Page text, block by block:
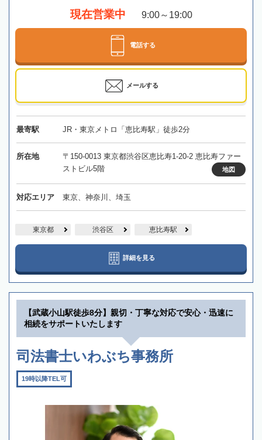
現在営業中 9:00～19:00
電話する
メールする
最寄駅 JR・東京メトロ「恵比寿駅」徒歩2分
所在地
〒150-0013 東京都渋谷区恵比寿1-20-2 恵比寿ファー
ストビル5階
地図
対応エリア 東京、神奈川、埼玉
東京都 渋谷区 恵比寿駅
詳細を見る
【武蔵小山駅徒歩8分】親切・丁寧な対応で安心・迅速に
相続をサポートいたします
司法書士いわぶち事務所
19時以降TEL可